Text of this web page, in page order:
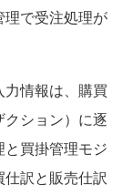
理で受注処理が
情報は、購買
クション）に逐
買掛管理モジ
訳と販売仕訳